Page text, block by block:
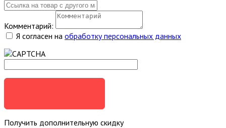
Комментарий:
Я согласен на обработку персональных данных
Получить дополнительную скидку